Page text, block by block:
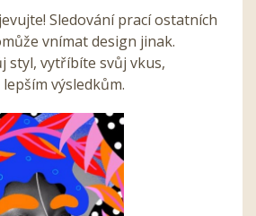
Sledování prací ostatních
vnímat design jinak.
styl, vytříbíte svůj vkus,
výsledkům.